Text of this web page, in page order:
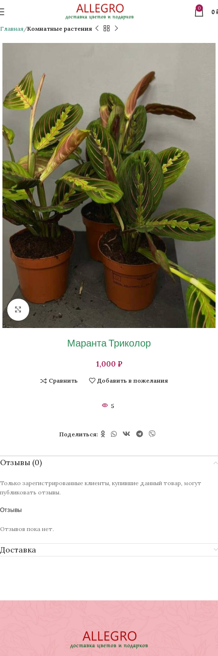
0 0
Главная Комнатные растения
Нажмите, чтобы увеличить изображение
Маранта Триколор
₽
Сравнить Добавить в пожелания
5
Поделиться:
Отзывы (0)
Отзывы
Отзывов пока нет.
Только зарегистрированные клиенты, купившие данный товар, могут
публиковать отзывы.
Доставка